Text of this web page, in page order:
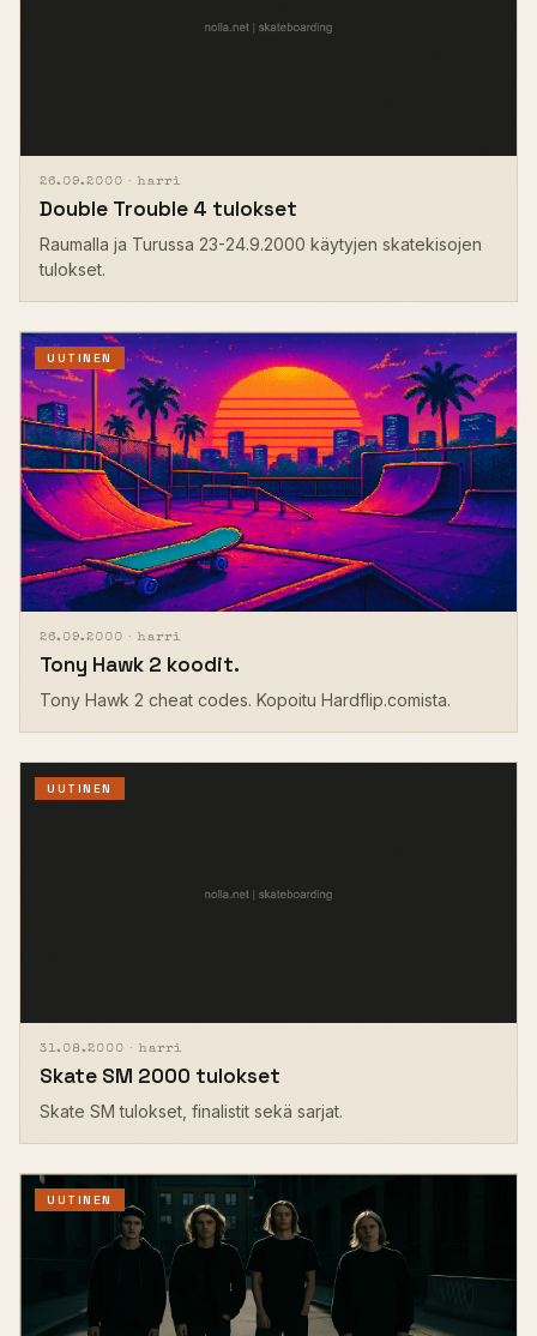
26.09.2000 · harri
Double Trouble 4 tulokset
Raumalla ja Turussa 23-24.9.2000 käytyjen skatekisojen
tulokset.
UUTINEN
26.09.2000 · harri
Tony Hawk 2 koodit.
Tony Hawk 2 cheat codes. Kopoitu Hardflip.comista.
UUTINEN
31.08.2000 · harri
Skate SM 2000 tulokset
Skate SM tulokset, finalistit sekä sarjat.
UUTINEN